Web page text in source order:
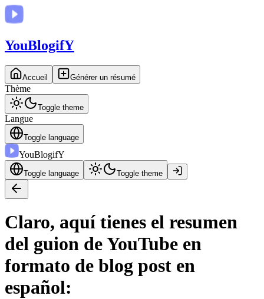
YouBlogifY
Accueil Générer un résumé
Thème
Toggle theme
Langue
Toggle language
YouBlogifY
Toggle language Toggle theme
Claro, aquí tienes el resumen
del guion de YouTube en
formato de blog post en
español: